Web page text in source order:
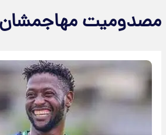
مهاجمشان!